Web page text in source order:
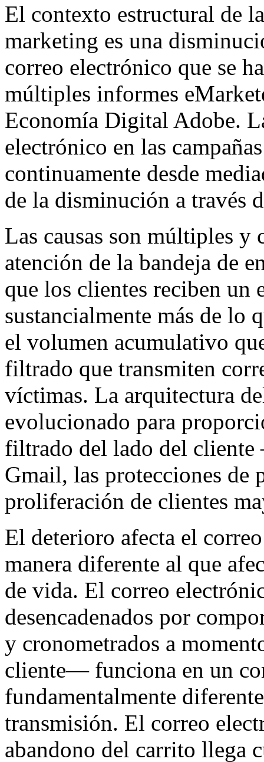
El contexto estructural de
marketing es una
correo electrónico que se
múltiples informes
Economía Digital Adobe.
electrónico en las
continuamente desde
de la disminución a través
Las causas son múltiples y
atención de la bandeja de
que los clientes reciben un
sustancialmente más de lo
el volumen acumulativo
filtrado que transmiten
víctimas. La arquitectura
evolucionado para
filtrado del lado del
Gmail, las protecciones
proliferación de clientes
El deterioro afecta el
manera diferente al que
de vida. El correo
desencadenados por
y cronometrados a
cliente— funciona en un
fundamentalmente
transmisión. El correo
abandono del carrito llega